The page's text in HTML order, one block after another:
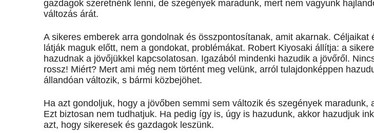
gazdagok szeretnénk lenni, de szegények maradunk, mert nem vagyunk
változás árát.
A sikeres emberek arra gondolnak és összpontosítanak, amit akarnak. Céljaikat
látják maguk előtt, nem a gondokat, problémákat. Robert Kiyosaki állítja: a
hazudnak a jövőjükkel kapcsolatosan. Igazából mindenki hazudik a jövőről.
rossz! Miért? Mert ami még nem történt meg velünk, arról tulajdonképpen
állandóan változik, s bármi közbejöhet.
Ha azt gondoljuk, hogy a jövőben semmi sem változik és szegények maradunk,
Ezt biztosan nem tudhatjuk. Ha pedig így is, úgy is hazudunk, akkor hazudjuk
azt, hogy sikeresek és gazdagok leszünk.